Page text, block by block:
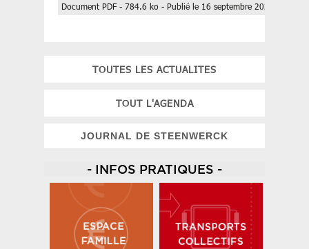
Document PDF - 784.6 ko - Publié le 16 septembre 2025
TOUTES LES ACTUALITES
TOUT L'AGENDA
JOURNAL DE STEENWERCK
- INFOS PRATIQUES -